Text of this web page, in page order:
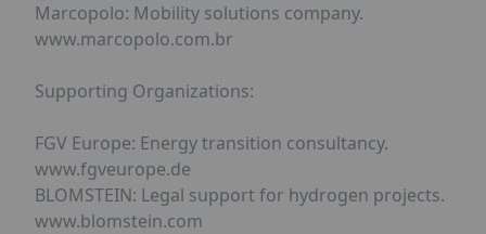
Marcopolo: Mobility solutions company.
www.marcopolo.com.br
Supporting Organizations:
FGV Europe: Energy transition consultancy.
www.fgveurope.de
BLOMSTEIN: Legal support for hydrogen projects.
www.blomstein.com